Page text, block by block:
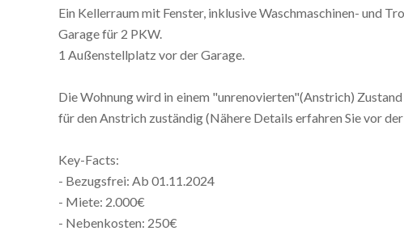
Ein Kellerraum mit Fenster, inklusive Waschmaschinen- und
Garage für 2 PKW.
1 Außenstellplatz vor der Garage.
Die Wohnung wird in einem "unrenovierten"(Anstrich)
für den Anstrich zuständig (Nähere Details erfahren Sie vor
Key-Facts:
- Bezugsfrei: Ab 01.11.2024
- Miete: 2.000€
- Nebenkosten: 250€